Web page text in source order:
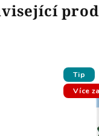
Tip
Více